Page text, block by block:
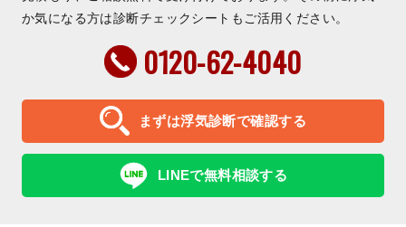
か気になる方は診断チェックシートもご活用ください。
0120-62-4040
まずは浮気診断で確認する
LINEで無料相談する